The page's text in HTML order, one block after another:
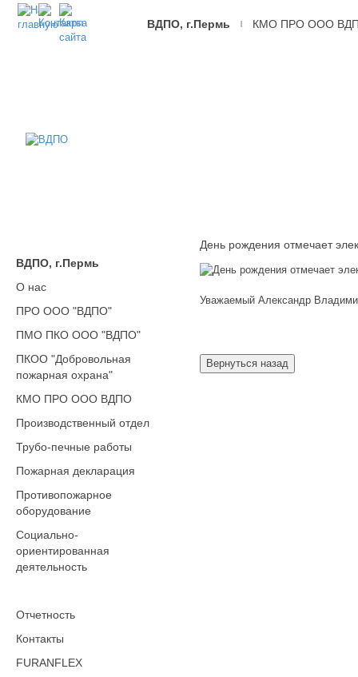
ВДПО, г.Пермь КМО ПРО ООО
ВДПО, г.Пермь
О нас
ПРО ООО "ВДПО"
ПМО ПКО ООО "ВДПО"
ПКОО "Добровольная
пожарная охрана"
КМО ПРО ООО ВДПО
Производственный отдел
Трубо-печные работы
Пожарная декларация
Противопожарное
оборудование
Социально-
ориентированная
деятельность
Отчетность
Контакты
FURANFLEX
День рождения отмечает
Уважаемый Александр